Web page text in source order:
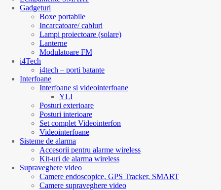
Gadgeturi
Boxe portabile
Incarcatoare/ cabluri
Lampi proiectoare (solare)
Lanterne
Modulatoare FM
i4Tech
i4tech – porti batante
Interfoane
Interfoane si videointerfoane
YLI
Posturi exterioare
Posturi interioare
Set complet Videointerfon
Videointerfoane
Sisteme de alarma
Accesorii pentru alarme wireless
Kit-uri de alarma wireless
Supraveghere video
Camere endoscopice, GPS Tracker, SMART
Camere supraveghere video